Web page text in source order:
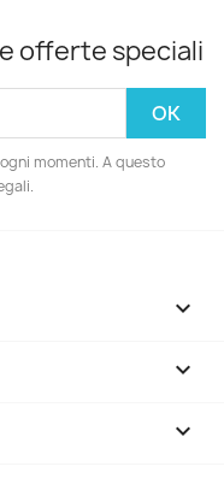
offerte speciali
momenti. A questo


